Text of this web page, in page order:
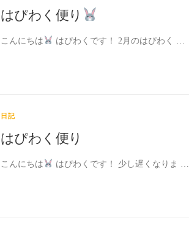
はぴわく便り
こんにちは はぴわくです！ 2月のはぴわく …
日記
はぴわく便り
こんにちは はぴわくです！ 少し遅くなりま …